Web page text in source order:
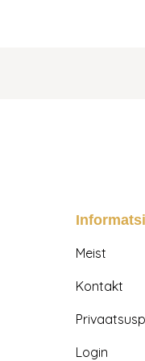
Meist
Kontakt
Login